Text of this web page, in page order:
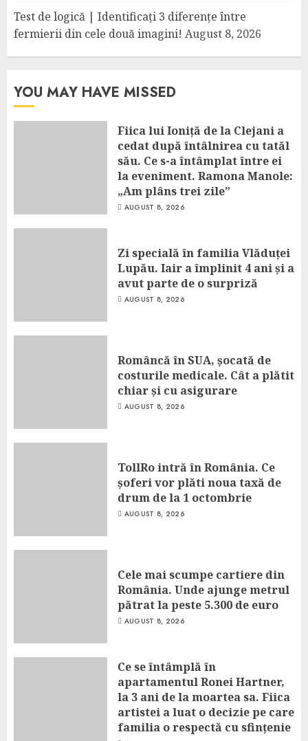
Test de logică | Identificați 3 diferențe între
fermierii din cele două imagini! August 8, 2026
YOU MAY HAVE MISSED
Fiica lui Ioniță de la Clejani a
cedat după întâlnirea cu tatăl
său. Ce s-a întâmplat între ei
la eveniment. Ramona Manole:
„Am plâns trei zile”
AUGUST 8, 2026
Zi specială în familia Vlăduței
Lupău. Iair a împlinit 4 ani și a
avut parte de o surpriză
AUGUST 8, 2026
Româncă în SUA, șocată de
costurile medicale. Cât a plătit
chiar și cu asigurare
AUGUST 8, 2026
TollRo intră în România. Ce
șoferi vor plăti noua taxă de
drum de la 1 octombrie
AUGUST 8, 2026
Cele mai scumpe cartiere din
România. Unde ajunge metrul
pătrat la peste 5.300 de euro
AUGUST 8, 2026
Ce se întâmplă în
apartamentul Ronei Hartner,
la 3 ani de la moartea sa. Fiica
artistei a luat o decizie pe care
familia o respectă cu sfințenie